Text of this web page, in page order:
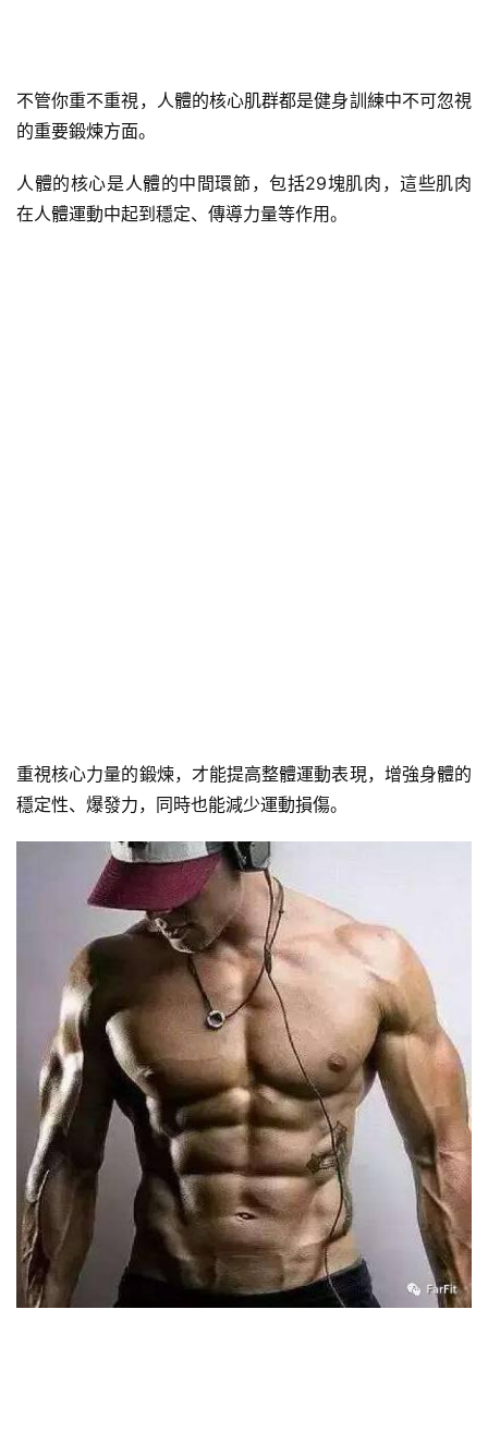
不管你重不重視，人體的核心肌群都是健身訓練中不可忽視
的重要鍛煉方面。
人體的核心是人體的中間環節，包括29塊肌肉，這些肌肉
在人體運動中起到穩定、傳導力量等作用。
重視核心力量的鍛煉，才能提高整體運動表現，增強身體的
穩定性、爆發力，同時也能減少運動損傷。